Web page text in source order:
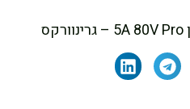
שתף את סוללת ליתיום-יון 5A 80V Pro – גרינוורקס